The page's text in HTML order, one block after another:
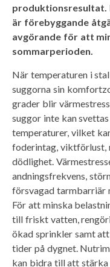
produktionsresultat.
är förebyggande
avgörande för att
sommarperioden.
När temperaturen i
suggorna sin
grader blir
suggor inte kan
temperaturer, vilket
foderintag, viktförlust,
dödlighet.
andningsfrekvens,
försvagad tarmbarriär
För att minska
till friskt vatten,
ökad sprinkler samt
tider på dygnet.
kan bidra till att